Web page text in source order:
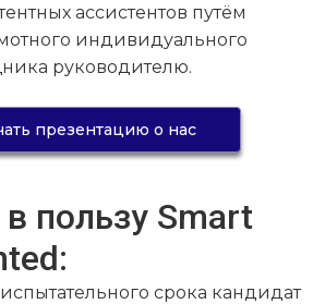
ассистентов путём
индивидуального
руководителю.
презентацию о нас
пользу Smart
срока кандидат